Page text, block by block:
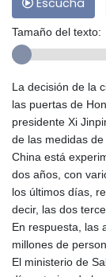
Escucha
Tamaño del texto:
La decisión de la
las puertas de
presidente Xi
de las medidas
China está
dos años, con
los últimos días,
decir, las dos
En respuesta, las
millones de
El ministerio de